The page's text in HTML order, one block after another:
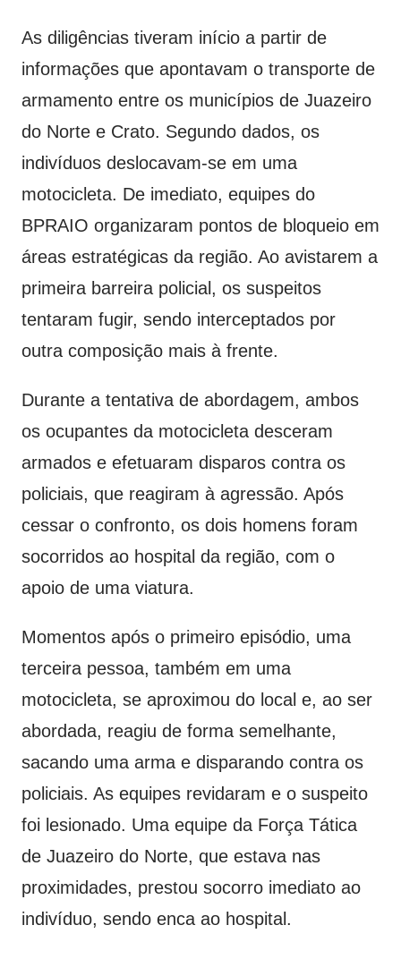
As diligências tiveram início a partir de
informações que apontavam o transporte de
armamento entre os municípios de Juazeiro
do Norte e Crato. Segundo dados, os
indivíduos deslocavam-se em uma
motocicleta. De imediato, equipes do
BPRAIO organizaram pontos de bloqueio em
áreas estratégicas da região. Ao avistarem a
primeira barreira policial, os suspeitos
tentaram fugir, sendo interceptados por
outra composição mais à frente.
Durante a tentativa de abordagem, ambos
os ocupantes da motocicleta desceram
armados e efetuaram disparos contra os
policiais, que reagiram à agressão. Após
cessar o confronto, os dois homens foram
socorridos ao hospital da região, com o
apoio de uma viatura.
Momentos após o primeiro episódio, uma
terceira pessoa, também em uma
motocicleta, se aproximou do local e, ao ser
abordada, reagiu de forma semelhante,
sacando uma arma e disparando contra os
policiais. As equipes revidaram e o suspeito
foi lesionado. Uma equipe da Força Tática
de Juazeiro do Norte, que estava nas
proximidades, prestou socorro imediato ao
indivíduo, sendo enca ao hospital.